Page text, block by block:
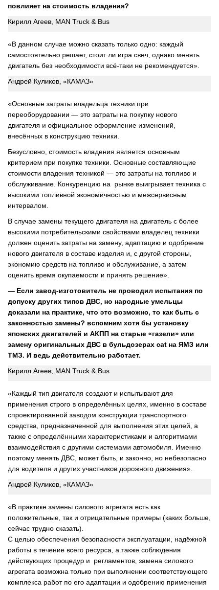
повлияет на стоимость владения?
Кирилл Агеев, MAN Truck & Bus
«В данном случае можно сказать только одно: каждый
самостоятельно решает, стоит ли игра свеч, однако менять
двигатель без необходимости всё-таки не рекомендуется».
Андрей Куликов, «КАМАЗ»
«Основные затраты владельца техники при
переоборудовании — это затраты на покупку нового
двигателя и официальное оформление изменений,
внесённых в конструкцию техники.
Безусловно, стоимость владения является основным
критерием при покупке техники. Основные составляющие
стоимости владения техникой — это затраты на топливо и
обслуживание. Конкуренцию на рынке выигрывает техника с
высокими топливной экономичностью и межсервисным
интервалом.
В случае замены текущего двигателя на двигатель с более
высокими потребительскими свойствами владелец техники
должен оценить затраты на замену, адаптацию и одобрение
нового двигателя в составе изделия и, с другой стороны,
экономию средств на топливо и обслуживание, а затем
оценить время окупаемости и принять решение».
— Если завод-изготовитель не проводил испытания по
допуску других типов ДВС, но народные умельцы
доказали на практике, что это возможно, то как быть с
законностью замены? вспомним хотя бы установку
японских двигателей и АКПП на старые «газели» или
замену оригинальных ДВС в бульдозерах cat на ЯМЗ или
ТМЗ. И ведь действительно работает.
Кирилл Агеев, MAN Truck & Bus
«Каждый тип двигателя создают и испытывают для
применения строго в определённых целях, именно в составе
спроектированной заводом конструкции транспортного
средства, предназначенной для выполнения этих целей, а
также с определёнными характеристиками и алгоритмами
взаимодействия с другими системами автомобиля. Именно
поэтому менять ДВС, может быть, и законно, но небезопасно
для водителя и других участников дорожного движения».
Андрей Куликов, «КАМАЗ»
«В практике замены силового агрегата есть как
положительные, так и отрицательные примеры (каких больше,
сейчас трудно сказать).
С целью обеспечения безопасности эксплуатации, надёжной
работы в течение всего ресурса, а также соблюдения
действующих процедур и регламентов, замена силового
агрегата возможна только при выполнении соответствующего
комплекса работ по его адаптации и одобрению применения